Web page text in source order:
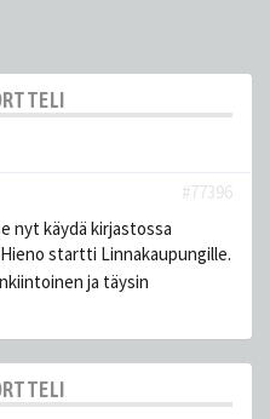
#77396
nyt käydä kirjastossa
Hieno startti Linnakaupungille.
ja täysin